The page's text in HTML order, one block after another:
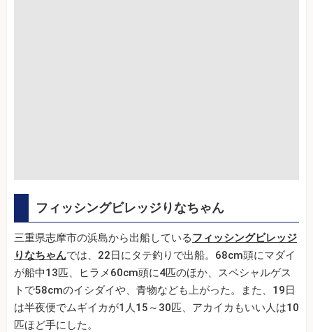
フィッシングビレッジりなちゃん
三重県志摩市の浜島から出船しているフィッシングビレッジ
りなちゃんでは、22日にタテ釣りで出船。68cm頭にマダイ
が船中13匹、ヒラメ60cm頭に4匹のほか、スペシャルゲス
トで58cmのイシダイや、青物なども上がった。また、19日
は半夜便でムギイカが1人15～30匹、アカイカもいい人は10
匹ほど手にした。